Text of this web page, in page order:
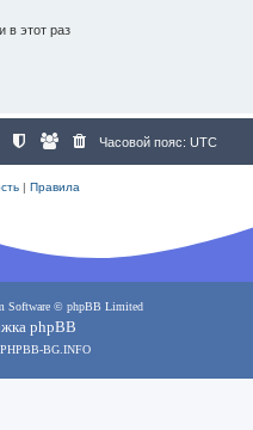
в этот раз
Часовой пояс: UTC
| Правила
Software © phpBB Limited
phpBB
PHPBB-BG.INFO